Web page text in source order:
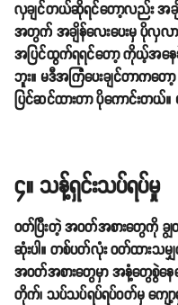
လှချင်တယ်ဆိုရင်တော့လည်း အချိန်
အတွက် အချိန်လေးပေးမှ ပိုလှလာမှ
အပြင်ထွက်ရရင်တော့ ကိုယ့်အန
ဘူး။ မဒီအကြံပေးချင်တာ
ပြင်ဆင်ထားတာ ပိုကောင်းတယ်
၄။ သန့်ရှင်းသပ်ရပ်မှု
ဝတ်ပြီးတဲ့ အဝတ်အစားတွေကို ခ
ဆုံးပါ။ တစ်ပတ်လုံး ဝတ်ထားသမျှ
အဝတ်အစားတွေမှာ အနံ့တွေစွဲနေတေ
တိုက်၊ သပ်သပ်ရပ်ရပ်ဝတ်မှ ကျော့ရှ